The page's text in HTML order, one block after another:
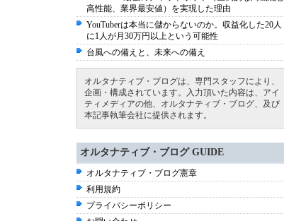
高性能、業界最安値）を実現した理由
YouTuberは本当に儲からないのか。収益化した20人
に1人が月30万円以上という可能性
台風への備えと、未来への備え
オルタナティブ・ブログは、専門スタッフにより、
企画・構成されています。入力頂いた内容は、アイ
ティメディアの他、オルタナティブ・ブログ、及び
本記事執筆会社に提供されます。
オルタナティブ・ブログ GUIDE
オルタナティブ・ブログ憲章
利用規約
プライバシーポリシー